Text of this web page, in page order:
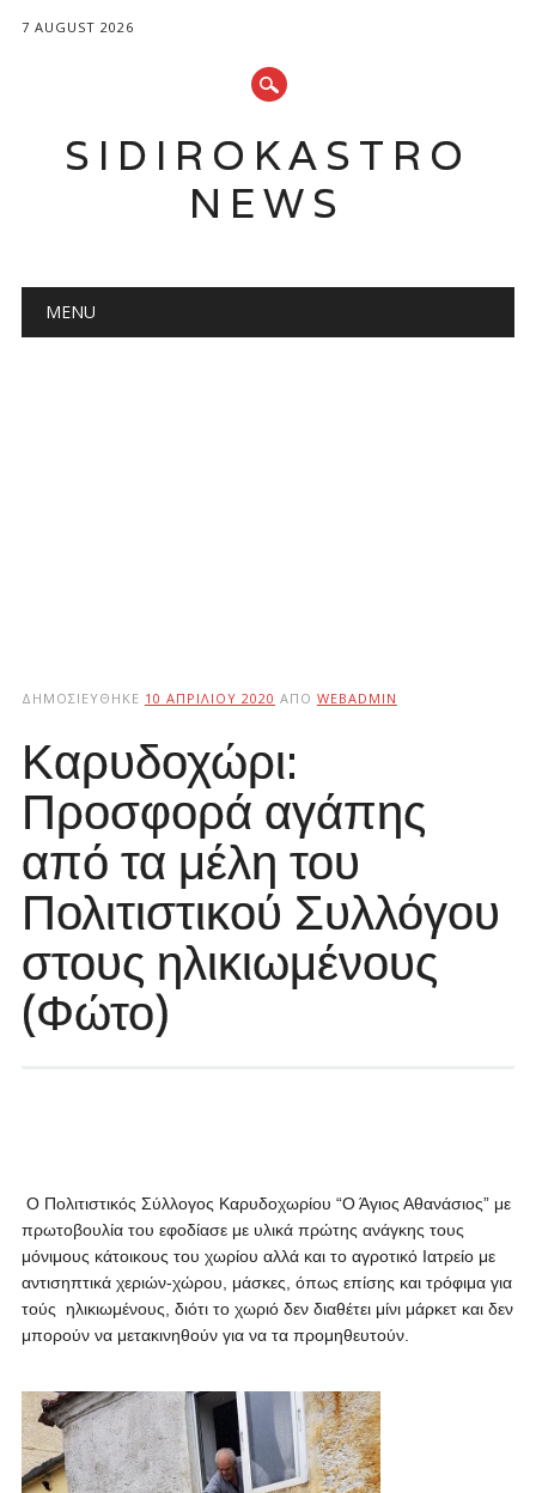
7 AUGUST 2026
SIDIROKASTRO
NEWS
Main menu
MENU
ΔΗΜΟΣΙΕΎΘΗΚΕ 10 ΑΠΡΙΛΊΟΥ 2020 ΑΠΌ WEBADMIN
Καρυδοχώρι:
Προσφορά αγάπης
από τα μέλη του
Πολιτιστικού Συλλόγου
στους ηλικιωμένους
(Φώτο)
Ο Πολιτιστικός Σύλλογος Καρυδοχωρίου “Ο Άγιος Αθανάσιος” με
πρωτοβουλία του εφοδίασε με υλικά πρώτης ανάγκης τους
μόνιμους κάτοικους του χωρίου αλλά και το αγροτικό Ιατρείο με
αντισηπτικά χεριών-χώρου, μάσκες, όπως επίσης και τρόφιμα για
τούς ηλικιωμένους, διότι το χωριό δεν διαθέτει μίνι μάρκετ και δεν
μπορούν να μετακινηθούν για να τα προμηθευτούν.